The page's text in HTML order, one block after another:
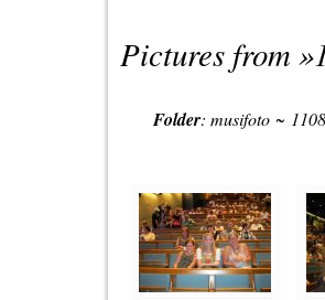
Pictures from »
Folder: musifoto ~